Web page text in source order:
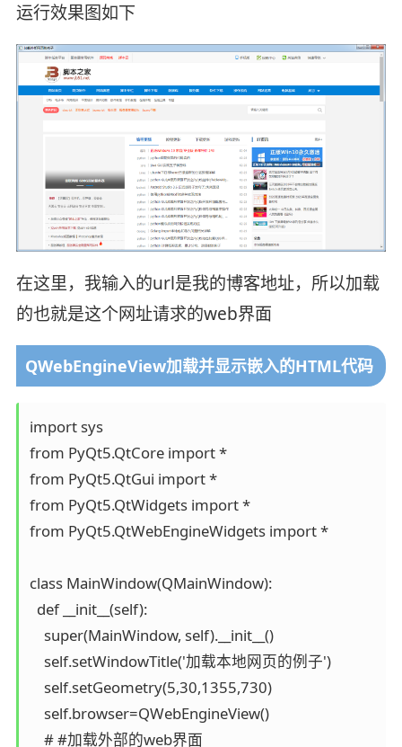
运行效果图如下
在这里，我输入的url是我的博客地址，所以加载
的也就是这个网址请求的web界面
QWebEngineView加载并显示嵌入的HTML代码
import sys
from PyQt5.QtCore import *
from PyQt5.QtGui import *
from PyQt5.QtWidgets import *
from PyQt5.QtWebEngineWidgets import *
class MainWindow(QMainWindow):
  def __init__(self):
    super(MainWindow, self).__init__()
    self.setWindowTitle('加载本地网页的例子')
    self.setGeometry(5,30,1355,730)
    self.browser=QWebEngineView()
    # #加载外部的web界面